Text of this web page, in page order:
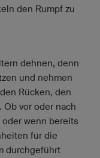
den Rumpf zu
dehnen, denn
und nehmen
Rücken, den
vor oder nach
wenn bereits
für die
durchgeführt